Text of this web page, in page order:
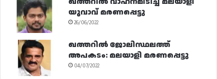
യുവാവ് മരണപ്പെട്ടു
26/06/2022
ഖത്തറിൽ ജോലിസ്ഥലത്ത്
അപകടം: മലയാളി മരണപ്പെട്ടു
04/07/2022